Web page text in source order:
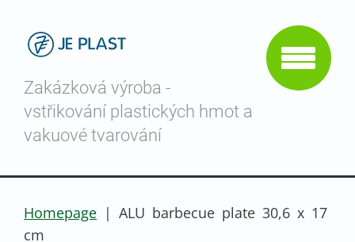
Zakázková výroba -
vstřikování plastických hmot a
vakuové tvarování
Homepage | ALU barbecue plate 30,6 x 17
cm